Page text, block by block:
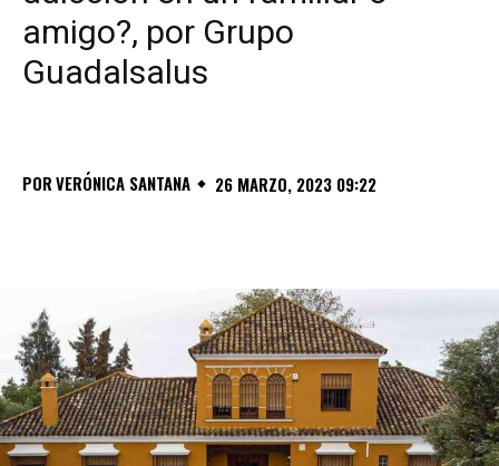
amigo?, por Grupo
Guadalsalus
PORVERÓNICA SANTANA 26 MARZO, 2023 09:22